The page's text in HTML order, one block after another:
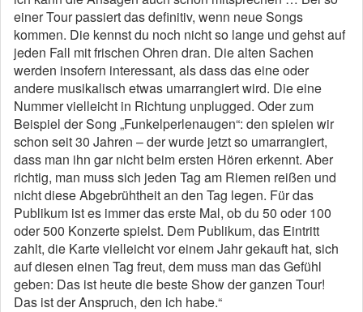
einer Tour passiert das definitiv, wenn neue Songs
kommen. Die kennst du noch nicht so lange und gehst auf
jeden Fall mit frischen Ohren dran. Die alten Sachen
werden insofern interessant, als dass das eine oder
andere musikalisch etwas umarrangiert wird. Die eine
Nummer vielleicht in Richtung unplugged. Oder zum
Beispiel der Song „Funkelperlenaugen“: den spielen wir
schon seit 30 Jahren – der wurde jetzt so umarrangiert,
dass man ihn gar nicht beim ersten Hören erkennt. Aber
richtig, man muss sich jeden Tag am Riemen reißen und
nicht diese Abgebrühtheit an den Tag legen. Für das
Publikum ist es immer das erste Mal, ob du 50 oder 100
oder 500 Konzerte spielst. Dem Publikum, das Eintritt
zahlt, die Karte vielleicht vor einem Jahr gekauft hat, sich
auf diesen einen Tag freut, dem muss man das Gefühl
geben: Das ist heute die beste Show der ganzen Tour!
Das ist der Anspruch, den ich habe.“